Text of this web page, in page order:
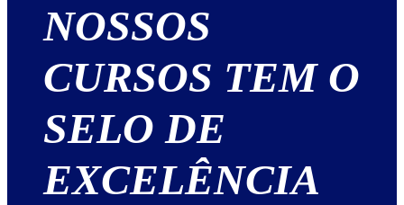
NOSSOS
CURSOS TEM O
SELO DE
EXCELÊNCIA